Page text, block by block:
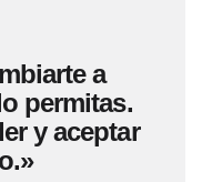
a
permitas.
y aceptar